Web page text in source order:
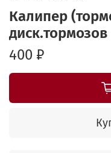
Калипер
400 ₽